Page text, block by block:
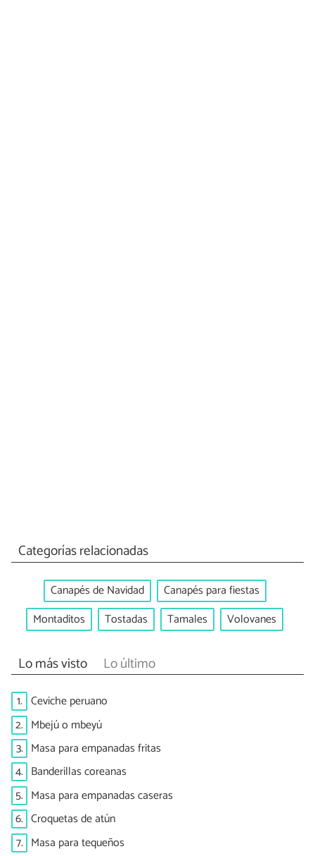
Categorías relacionadas
Canapés de Navidad
Canapés para fiestas
Montaditos
Tostadas Tamales Volovanes
Lo más visto Lo último
1. Ceviche peruano
2. Mbejú o mbeyú
3. Masa para empanadas fritas
4. Banderillas coreanas
5. Masa para empanadas caseras
6. Croquetas de atún
7. Masa para tequeños